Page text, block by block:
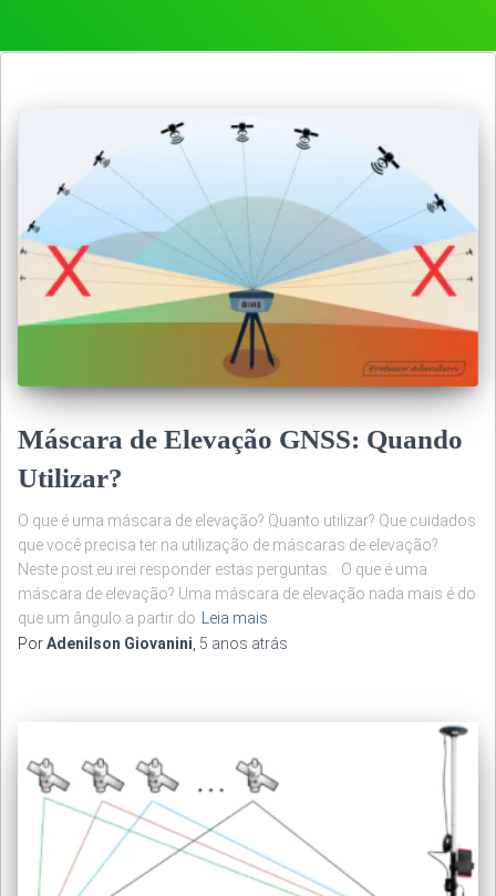
Máscara de Elevação GNSS: Quando
Utilizar?
O que é uma máscara de elevação? Quanto utilizar? Que cuidados
que você precisa ter na utilização de máscaras de elevação?
Neste post eu irei responder estas perguntas. O que é uma
máscara de elevação? Uma máscara de elevação nada mais é do
que um ângulo a partir do Leia mais
PorAdenilson Giovanini 5 anos atrás